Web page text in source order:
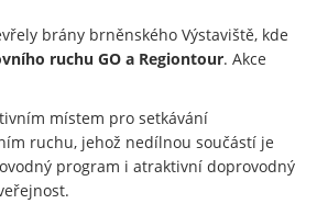
brány brněnského Výstaviště, kde
ruchu GO a Regiontour. Akce
místem pro setkávání
ruchu, jehož nedílnou součástí je
program i atraktivní doprovodný